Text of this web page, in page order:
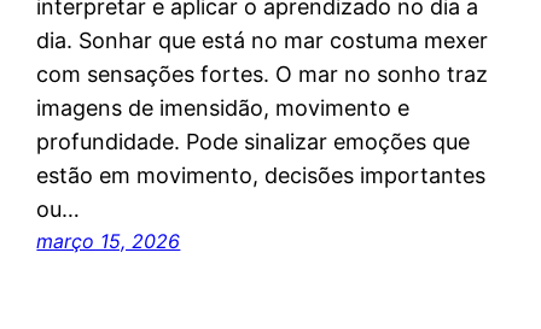
interpretar e aplicar o aprendizado no dia a
dia. Sonhar que está no mar costuma mexer
com sensações fortes. O mar no sonho traz
imagens de imensidão, movimento e
profundidade. Pode sinalizar emoções que
estão em movimento, decisões importantes
ou…
março 15, 2026